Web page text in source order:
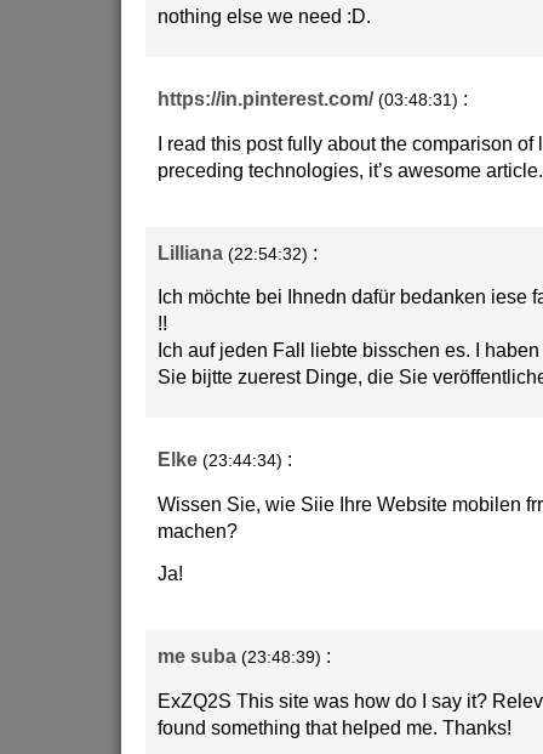
nothing else we need :D.
https://in.pinterest.com/ (03:48:31) :
I read this post fully about the comparison of
preceding technologies, it’s awesome article.
Lilliana (22:54:32) :
Ich möchte bei Ihnedn dafür bedanken iese
!!
Ich auf jeden Fall liebte bisschen es. I
Sie bijtte zuerest Dinge, die Sie
Elke (23:44:34) :
Wissen Sie, wie Siie Ihre Website mobilen
machen?
Ja!
me suba (23:48:39) :
ExZQ2S This site was how do I say it?
found something that helped me. Thanks!